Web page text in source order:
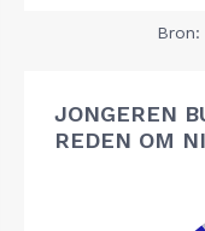
Bron:
JONGEREN
REDEN OM